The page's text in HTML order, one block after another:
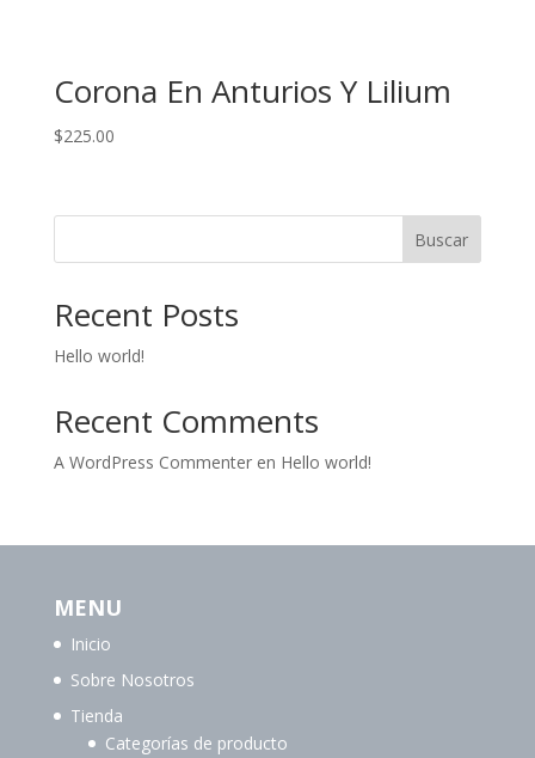
Corona En Anturios Y Lilium
$225.00
Buscar
Recent Posts
Hello world!
Recent Comments
A WordPress Commenteren Hello world!
MENU
Inicio
Sobre Nosotros
Tienda
Categorías de producto